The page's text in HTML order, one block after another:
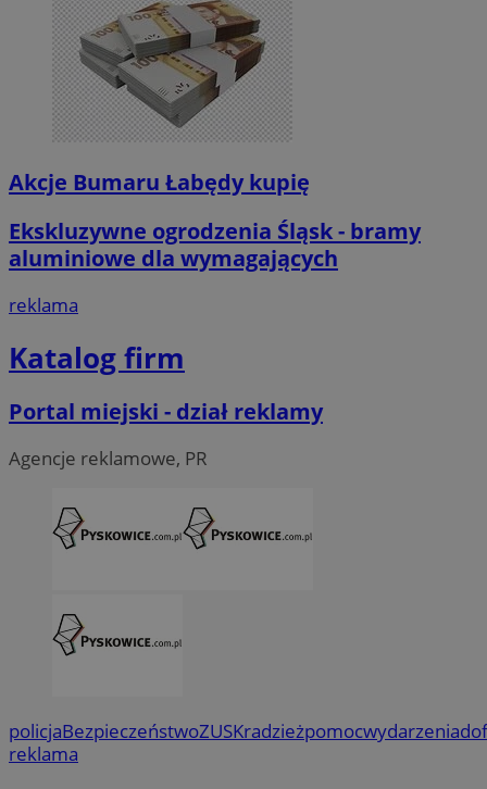
Akcje Bumaru Łabędy kupię
Ekskluzywne ogrodzenia Śląsk - bramy
aluminiowe dla wymagających
reklama
Katalog firm
Portal miejski - dział reklamy
Agencje reklamowe, PR
policjaBezpieczeństwoZUSKradzieżpomocwydarzenia
reklama